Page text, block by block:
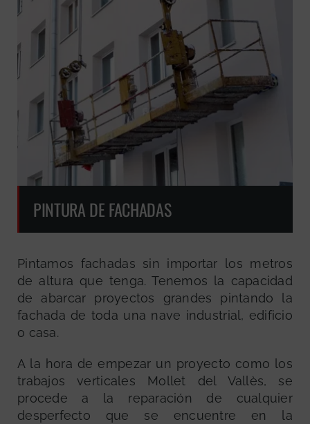
PINTURA DE FACHADAS
Pintamos fachadas sin importar los metros
de altura que tenga. Tenemos la capacidad
de abarcar proyectos grandes pintando la
fachada de toda una nave industrial, edificio
o casa.
A la hora de empezar un proyecto como los
trabajos verticales Mollet del Vallès, se
procede a la reparación de cualquier
desperfecto que se encuentre en la